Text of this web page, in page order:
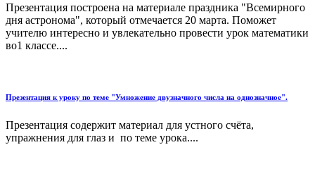
Презентация построена на материале праздника "Всемирного
дня астронома", который отмечается 20 марта. Поможет
учителю интересно и увлекательно провести урок математики
во1 классе....
Презентация к уроку по теме "Умножение двузначного числа на однозначное".
Презентация содержит материал для устного счёта,
упражнения для глаз и по теме урока....